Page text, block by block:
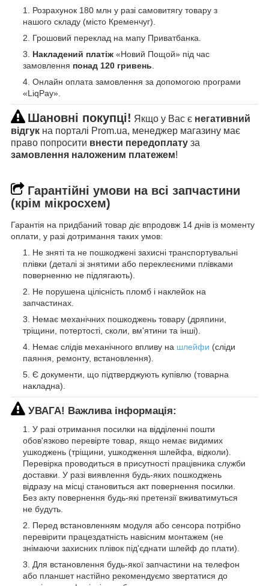
Розрахунок 180 млн у разі самовитягу товару з
нашого складу (місто Кременчуг).
Грошовий переклад на мапу Приватбанка.
Накладений платіж «Новий Пощой» під час
замовлення понад 120 гривень
Онлайн оплата замовлення за допомогою програми
«LiqPay».
Шановні покупці! Якщо у Вас є негативний
відгук на порталі Prom.ua, менеджер магазину має
право попросити внести передоплату за
замовлення наложеним платежем!
Гарантійні умови на всі запчастини
(крім мікросхем)
Гарантія на придбаний товар діє впродовж 14 днів із моменту
оплати, у разі дотримання таких умов:
Не зняті та не пошкоджені захисні транспортувальні
плівки (деталі зі знятими або переклеєними плівками
поверненню не підлягають).
Не порушена цілісність пломб і наклейок на
запчастинах.
Немає механічних пошкоджень товару (дряпини,
тріщини, потертості, сколи, вм'ятини та інші).
Немає слідів механічного впливу на шлейфи (сліди
паяння, ремонту, встановлення).
Є документи, що підтверджують купівлю (товарна
накладна).
УВАГА! Важлива інформація:
У разі отримання посилки на відділенні пошти
обов'язково перевірте товар, якщо немає видимих
ушкоджень (тріщини, ушкодження шлейфа, відколи).
Перевірка проводиться в присутності працівника служби
доставки. У разі виявлення будь-яких пошкоджень
відразу на місці становиться акт повернення посилки.
Без акту повернення будь-які претензії вживатимуться
не будуть.
Перед встановленням модуля або сенсора потрібно
перевірити працездатність навісним монтажем (не
знімаючи захисних плівок під'єднати шлейф до плати).
Для встановлення будь-якої запчастини на телефон
або планшет настійно рекомендуємо звертатися до